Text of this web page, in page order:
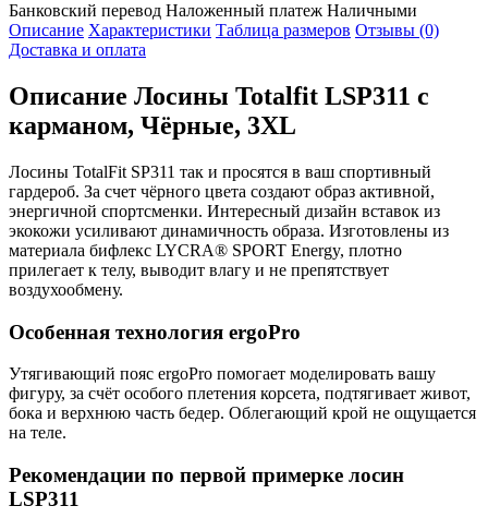
Банковский перевод Наложенный платеж Наличными
Описание Характеристики Таблица размеров Отзывы (0)
Доставка и оплата
Описание Лосины Totalfit LSP311 с
карманом, Чёрные, 3XL
Лосины TotalFit SP311 так и просятся в ваш спортивный
гардероб. За счет чёрного цвета создают образ активной,
энергичной спортсменки. Интересный дизайн вставок из
экокожи усиливают динамичность образа. Изготовлены из
материала бифлекс LYCRA® SPORT Energy, плотно
прилегает к телу, выводит влагу и не препятствует
воздухообмену.
Особенная технология ergoPro
Утягивающий пояс ergoPro помогает моделировать вашу
фигуру, за счёт особого плетения корсета, подтягивает живот,
бока и верхнюю часть бедер. Облегающий крой не ощущается
на теле.
Рекомендации по первой примерке лосин
LSP311